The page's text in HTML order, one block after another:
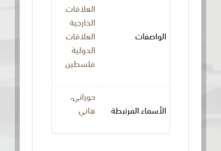
الواصفات
العلاقات
الخارجية
العلاقات
الدولية
فلسطين
الأسماء المرتبطة
حوراني،
هاني